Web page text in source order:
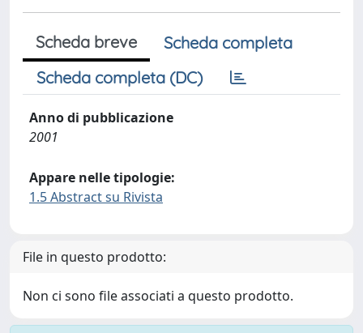
Scheda breve
Scheda completa
Scheda completa (DC)
Anno di pubblicazione
2001
Appare nelle tipologie:
1.5 Abstract su Rivista
File in questo prodotto:
Non ci sono file associati a questo prodotto.